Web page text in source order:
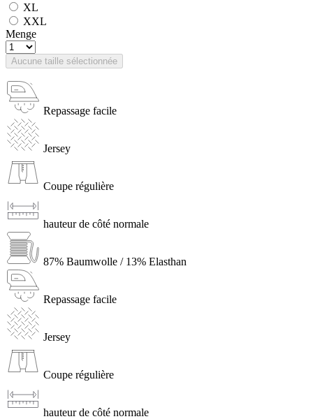
XL
XXL
Menge
Aucune taille sélectionnée
Repassage facile
Jersey
Coupe régulière
hauteur de côté normale
87% Baumwolle / 13% Elasthan
Repassage facile
Jersey
Coupe régulière
hauteur de côté normale